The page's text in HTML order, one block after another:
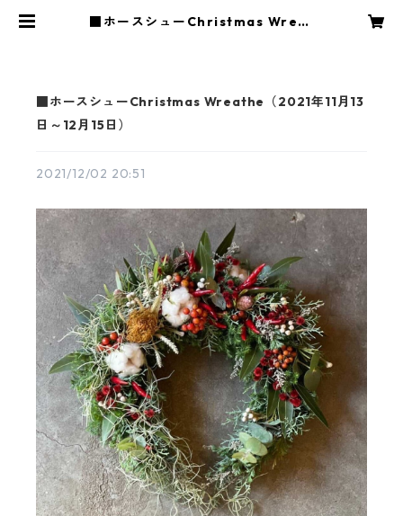
■ホースシューChristmas Wreat
■ホースシューChristmas Wreathe（2021年11月13
日～12月15日）
2021/12/02 20:51